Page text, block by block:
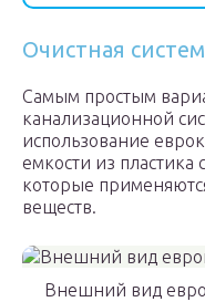
Очистная
Самым простым
канализационной
использование
емкости из пластика
которые
веществ.
Внешний вид